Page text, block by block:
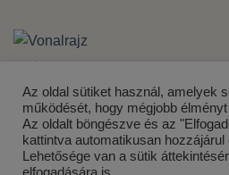
15990Ft
Az oldal sütiket használ, amelyek
működését, hogy mégjobb
Az oldalt böngészve és az
kattintva automatikusan
Lehetősége van a sütik